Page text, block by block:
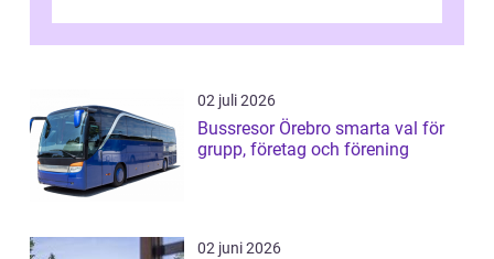
02 juli 2026
Bussresor Örebro smarta val för
grupp, företag och förening
02 juni 2026